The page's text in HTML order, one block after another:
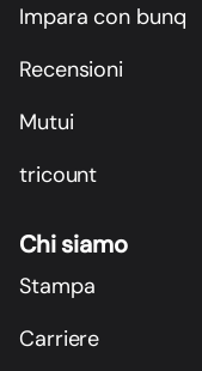
Impara con bunq
Recensioni
Mutui
tricount
Chi siamo
Stampa
Carriere